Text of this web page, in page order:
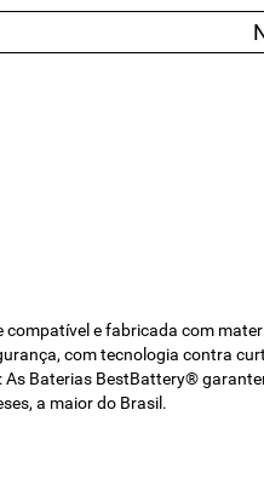
e fabricada com
com tecnologia contra
Baterias BestBattery®
a maior do Brasil.